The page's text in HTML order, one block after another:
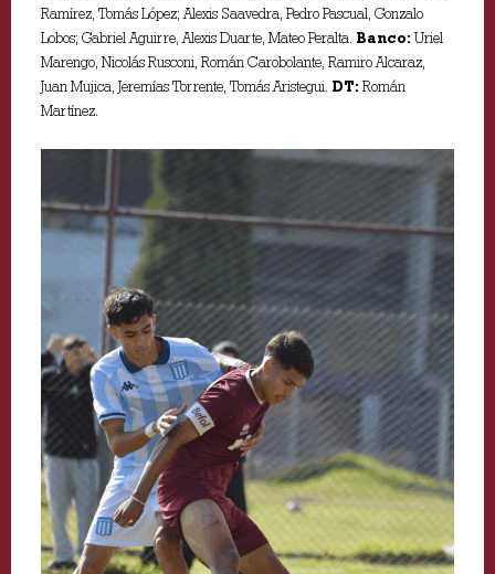
Ramírez, Tomás López; Alexis Saavedra, Pedro Pascual, Gonzalo
Lobos; Gabriel Aguirre, Alexis Duarte, Mateo Peralta. Banco: Uriel
Marengo, Nicolás Rusconi, Román Carobolante, Ramiro Alcaraz,
Juan Mujica, Jeremías Torrente, Tomás Aristegui. DT: Román
Martínez.